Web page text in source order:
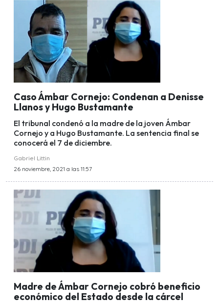
Caso Ámbar Cornejo: Condenan a Denisse
Llanos y Hugo Bustamante
El tribunal condenó a la madre de la joven Ámbar
Cornejo y a Hugo Bustamante. La sentencia final se
conocerá el 7 de diciembre.
Gabriel Littin
26 noviembre, 2021 a las 11:57
Madre de Ámbar Cornejo cobró beneficio
económico del Estado desde la cárcel